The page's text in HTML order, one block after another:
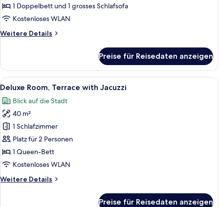
1 Doppelbett und 1 grosses Schlafsofa
Kostenloses WLAN
Weitere Details
Weitere
Preise für Reisedaten anzeigen
Alle
Fotos
für
Deluxe
Room,
Terrace
with
Jacuzzi
Ein Hotelzimmer mit einem großen
15
Deluxe Room, Terrace with Jacuzzi
Blick auf die Stadt
40 m²
1 Schlafzimmer
Platz für 2 Personen
1 Queen-Bett
Kostenloses WLAN
Weitere Details
Weitere
Preise für Reisedaten anzeigen